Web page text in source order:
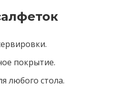
покрытие.
любого стола.